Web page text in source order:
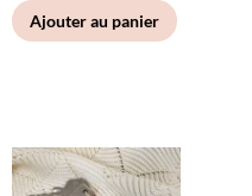
Ajouter au panier